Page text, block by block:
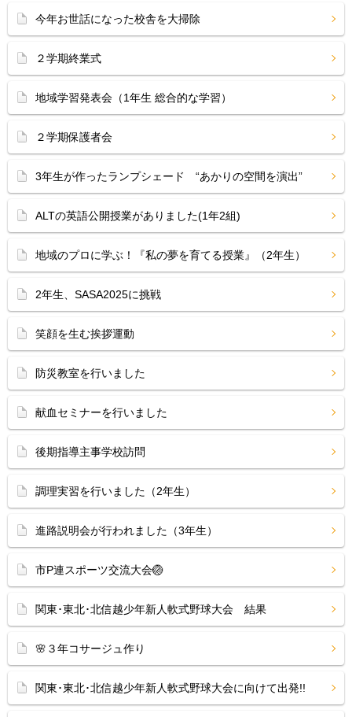
今年お世話になった校舎を大掃除
２学期終業式
地域学習発表会（1年生 総合的な学習）
２学期保護者会
3年生が作ったランプシェード “あかりの空間を演出”
ALTの英語公開授業がありました(1年2組)
地域のプロに学ぶ！『私の夢を育てる授業』（2年生）
2年生、SASA2025に挑戦
笑顔を生む挨拶運動
防災教室を行いました
献血セミナーを行いました
後期指導主事学校訪問
調理実習を行いました（2年生）
進路説明会が行われました（3年生）
市P連スポーツ交流大会🏐
関東･東北･北信越少年新人軟式野球大会 結果
🌸３年コサージュ作り
関東･東北･北信越少年新人軟式野球大会に向けて出発!!